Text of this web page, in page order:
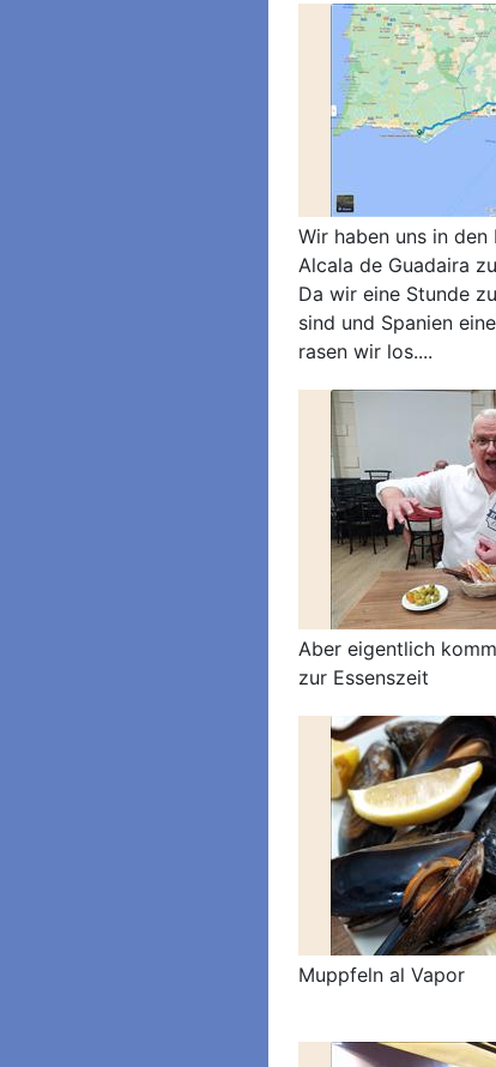
Wir haben uns in
Alcala de Guadaira
Da wir eine Stunde
sind und Spanien
rasen wir los....
Aber eigentlich
zur Essenszeit
Muppfeln al Vapor